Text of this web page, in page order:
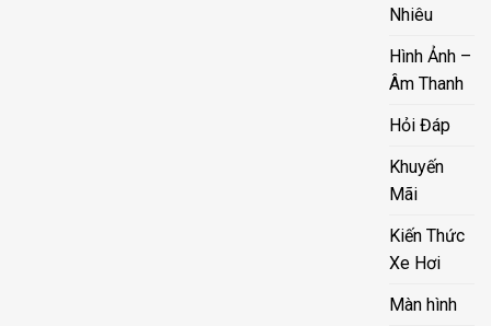
Nhiêu
Hình Ảnh –
Âm Thanh
Hỏi Đáp
Khuyến
Mãi
Kiến Thức
Xe Hơi
Màn hình